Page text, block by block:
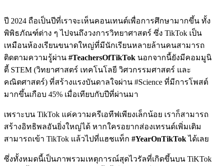
ปี 2024 ถือเป็นปีที่เราจะเห็นคอนเทนต์เพื่อการศึกษามากขึ้น ทั้ง
พิพิธภัณฑ์ต่าง ๆ ไปจนถึงวงการวิทยาศาสตร์ ซึ่ง TikTok เป็น
เหมือนห้องเรียนขนาดใหญ่ที่มีนักเรียนหลายล้านคนสามารถ
ติดตามความรู้ผ่าน #TeachersOfTikTok นอกจากนี้ยังมีคอมมูนิ
ตี้ STEM (วิทยาศาสตร์ เทคโนโลยี วิศวกรรมศาสตร์ และ
คณิตศาสตร์) ที่สร้างแรงบันดาลใจผ่าน #Science ที่มีการโพสต์
มากขึ้นเกือบ 45% เมื่อเทียบกับปีที่ผ่านมา
เพราะบน TikTok แค่ความครีเอทีฟเพียงเล็กน้อย เราก็สามารถ
สร้างอิทธิพลอันยิ่งใหญ่ได้ หากใครอยากส่องเทรนด์เพิ่มเติม
สามารถเข้า TikTok แล้วไปที่แฮชแท็ก #YearOnTikTokได้เลย
ซึ่งทั้งหมดนี้เป็นภาพรวมเหตุการณ์สุดไวรัลที่เกิดขึ้นบน TiKTok